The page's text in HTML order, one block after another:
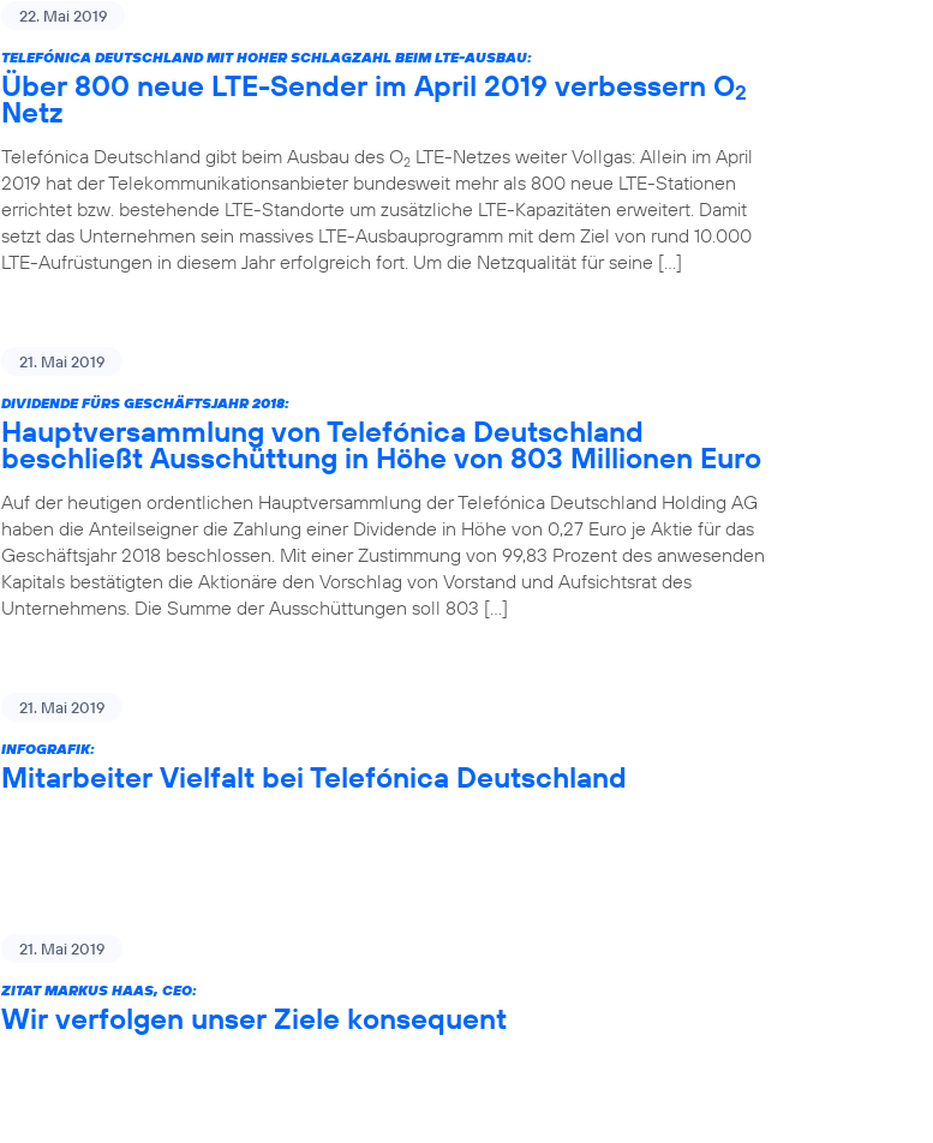
22. Mai 2019
TELEFÓNICA DEUTSCHLAND MIT HOHER SCHLAGZAHL BEIM LTE-AUSBAU:
Über 800 neue LTE-Sender im April 2019 verbessern O2
Netz
Telefónica Deutschland gibt beim Ausbau des O2 LTE-Netzes weiter Vollgas: Allein im April
2019 hat der Telekommunikationsanbieter bundesweit mehr als 800 neue LTE-Stationen
errichtet bzw. bestehende LTE-Standorte um zusätzliche LTE-Kapazitäten erweitert. Damit
setzt das Unternehmen sein massives LTE-Ausbauprogramm mit dem Ziel von rund 10.000
LTE-Aufrüstungen in diesem Jahr erfolgreich fort. Um die Netzqualität für seine […]
21. Mai 2019
DIVIDENDE FÜRS GESCHÄFTSJAHR 2018:
Hauptversammlung von Telefónica Deutschland
beschließt Ausschüttung in Höhe von 803 Millionen Euro
Auf der heutigen ordentlichen Hauptversammlung der Telefónica Deutschland Holding AG
haben die Anteilseigner die Zahlung einer Dividende in Höhe von 0,27 Euro je Aktie für das
Geschäftsjahr 2018 beschlossen. Mit einer Zustimmung von 99,83 Prozent des anwesenden
Kapitals bestätigten die Aktionäre den Vorschlag von Vorstand und Aufsichtsrat des
Unternehmens. Die Summe der Ausschüttungen soll 803 […]
21. Mai 2019
INFOGRAFIK:
Mitarbeiter Vielfalt bei Telefónica Deutschland
21. Mai 2019
ZITAT MARKUS HAAS, CEO:
Wir verfolgen unser Ziele konsequent